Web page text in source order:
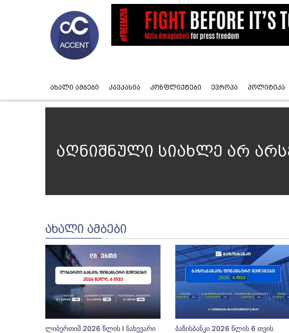
ახალი ამბები კავკასია კონფლიქტები ევროპა პოლიტიკა
აღნიშნული სიახლე არ
ᲐᲮᲐᲚᲘ ᲐᲛᲑᲔᲑᲘ
ლიბერთიმ 2026 წლის I ნახევარი
ბაზისბანკი 2026 წლის 6 თვის